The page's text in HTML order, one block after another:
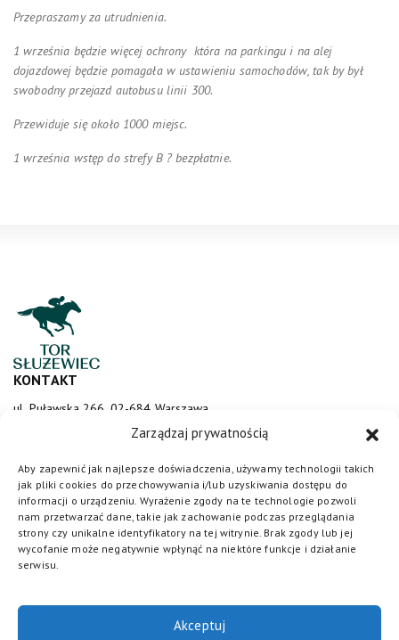
Zarządzaj prywatnością
Aby zapewnić jak najlepsze doświadczenia, używamy technologii takich
jak pliki cookies do przechowywania i/lub uzyskiwania dostępu do
informacji o urządzeniu. Wyrażenie zgody na te technologie pozwoli
nam przetwarzać dane, takie jak zachowanie podczas przeglądania
strony czy unikalne identyfikatory na tej witrynie. Brak zgody lub jej
wycofanie może negatywnie wpłynąć na niektóre funkcje i działanie
serwisu.
Akceptuj
Przepraszamy za utrudnienia.
1 września będzie więcej ochrony która na parkingu i na alej
dojazdowej będzie pomagała w ustawieniu samochodów, tak by był
swobodny przejazd autobusu linii 300.
Przewiduje się około 1000 miejsc.
1 września wstęp do strefy B ? bezpłatnie.
KONTAKT
ul. Puławska 266, 02-684 Warszawa
sluzewiec@totalizator.pl
KONTAKT DLA MEDIÓW
media@torsluzewiec.pl
DOŁĄCZ DO NAS